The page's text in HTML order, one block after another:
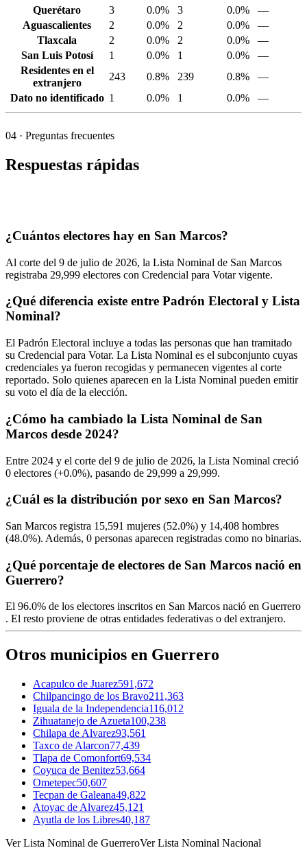
Querétaro
3 0.0% 3 0.0%
—
Aguascalientes
2 0.0% 2 0.0%
—
Tlaxcala
2 0.0% 2 0.0%
—
San Luis Potosí
1 0.0% 1 0.0%
—
Residentes en el
extranjero
243 0.8% 239 0.8%
—
Dato no identificado 1 0.0% 1 0.0% —
04 · Preguntas frecuentes
Respuestas rápidas
¿Cuántos electores hay en San Marcos?
Al corte del 9 de julio de 2026, la Lista Nominal de San Marcos
registraba 29,999 electores con Credencial para Votar vigente.
¿Qué diferencia existe entre Padrón Electoral y Lista
Nominal?
El Padrón Electoral incluye a todas las personas que han tramitado
su Credencial para Votar. La Lista Nominal es el subconjunto cuyas
credenciales ya fueron recogidas y permanecen vigentes al corte
reportado. Solo quienes aparecen en la Lista Nominal pueden emitir
su voto el día de la elección.
¿Cómo ha cambiado la Lista Nominal de San
Marcos desde 2024?
Entre 2024 y el corte del 9 de julio de 2026, la Lista Nominal creció
0 electores (+0.0%), pasando de 29,999 a 29,999.
¿Cuál es la distribución por sexo en San Marcos?
San Marcos registra 15,591 mujeres (52.0%) y 14,408 hombres
(48.0%). Además, 0 personas aparecen registradas como no binarias.
¿Qué porcentaje de electores de San Marcos nació en
Guerrero?
El 96.0% de los electores inscritos en San Marcos nació en Guerrero
. El resto proviene de otras entidades federativas o del extranjero.
Otros municipios en Guerrero
Acapulco de Juarez591,672
Chilpancingo de los Bravo211,363
Iguala de la Independencia116,012
Zihuatanejo de Azueta100,238
Chilapa de Alvarez93,561
Taxco de Alarcon77,439
Tlapa de Comonfort69,534
Coyuca de Benitez53,664
Ometepec50,607
Tecpan de Galeana49,822
Atoyac de Alvarez45,121
Ayutla de los Libres40,187
Ver Lista Nominal de GuerreroVer Lista Nominal Nacional